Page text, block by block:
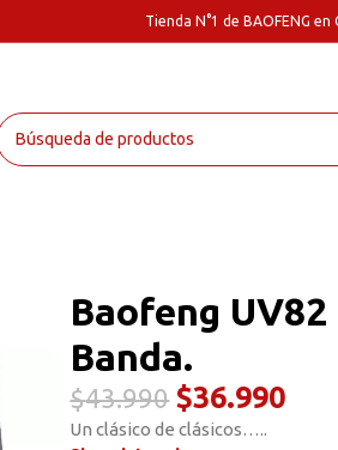
Tienda N°1 de BAOFENG en
Baofeng
Banda.
$43.990 $36.990
Un clásico de clásicos…..